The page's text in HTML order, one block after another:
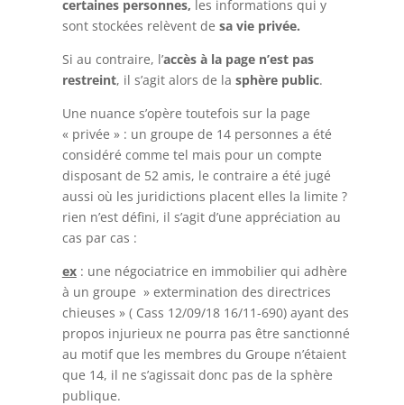
certaines personnes, les informations qui y
sont stockées relèvent de sa vie privée.
Si au contraire, l’accès à la page n’est pas
restreint, il s’agit alors de la sphère public.
Une nuance s’opère toutefois sur la page
« privée » : un groupe de 14 personnes a été
considéré comme tel mais pour un compte
disposant de 52 amis, le contraire a été jugé
aussi où les juridictions placent elles la limite ?
rien n’est défini, il s’agit d’une appréciation au
cas par cas :
ex: une négociatrice en immobilier qui adhère
à un groupe » extermination des directrices
chieuses » ( Cass 12/09/18 16/11-690) ayant des
propos injurieux ne pourra pas être sanctionné
au motif que les membres du Groupe n’étaient
que 14, il ne s’agissait donc pas de la sphère
publique.